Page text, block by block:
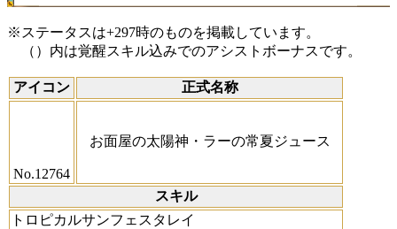
※ステータスは+297時のものを掲載しています。
（）内は覚醒スキル込みでのアシストボーナスです。
アイコン 正式名称
No.12764
お面屋の太陽神・ラーの常夏ジュース
スキル
トロピカルサンフェスタレイ